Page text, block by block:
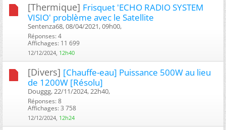
[Thermique] Frisquet 'ECHO RADIO SYSTEM
VISIO' problème avec le Satellite
Sentenza68, 08/04/2021, 09h00, ‎
Réponses: 4
Affichages: 11 699
12/12/2024, 12h40
[Divers] [Chauffe-eau] Puissance 500W au lieu
de 1200W [Résolu]
Douggg, 22/11/2024, 22h40, ‎
Réponses: 8
Affichages: 3 758
12/12/2024, 12h24